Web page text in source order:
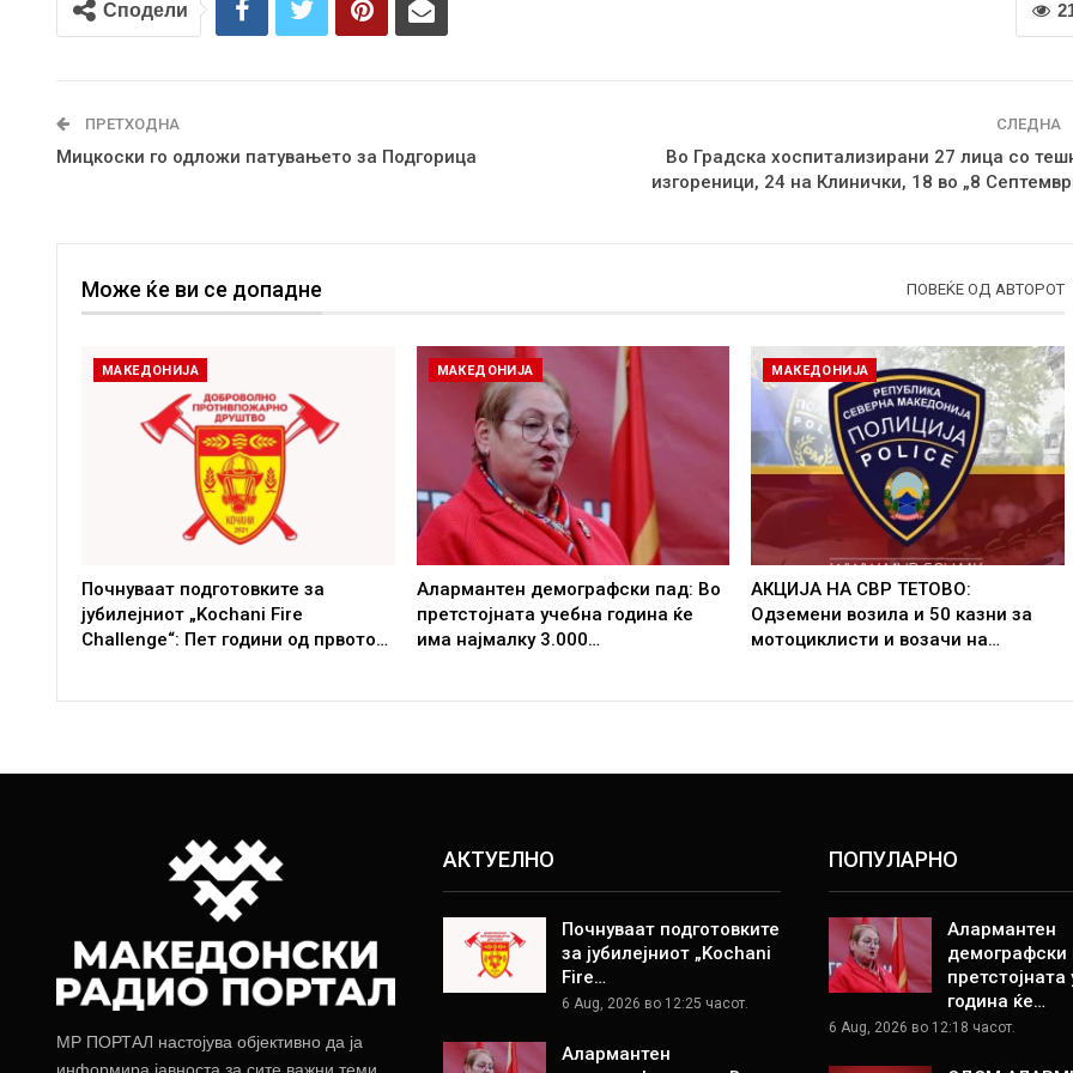
Сподели
ПРЕТХОДНА
Мицкоски го одложи патувањето за Подгорица
СЛЕДНА
Во Градска хоспитализирани 27 лица со
изгореници, 24 на Клинички, 18 во „8
Може ќе ви се допадне ПОВЕЌЕ ОД АВТОРОТ
МАКЕДОНИЈА
Почнуваат подготовките за
јубилејниот „Kochani Fire
Challenge“: Пет години од првото…
МАКЕДОНИЈА
Алармантен демографски пад: Во
претстојната учебна година ќе
има најмалку 3.000…
МАКЕДОНИЈА
АКЦИЈА НА СВР ТЕТОВО:
Одземени возила и 50 казни за
мотоциклисти и возачи на…
МР ПОРТАЛ настојува објективно да ја
информира јавноста за сите важни теми
АКТУЕЛНО
Почнуваат подготовките
за јубилејниот „Kochani
Fire…
6 Aug, 2026 во 12:25 часот.
Алармантен
ПОПУЛАРНО
Алармантен
демографски
претстојната
година ќе…
6 Aug, 2026 во 12:18 часот.